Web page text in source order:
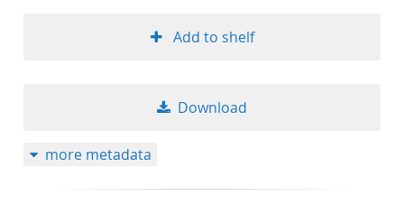
Add to shelf
Download
more metadata